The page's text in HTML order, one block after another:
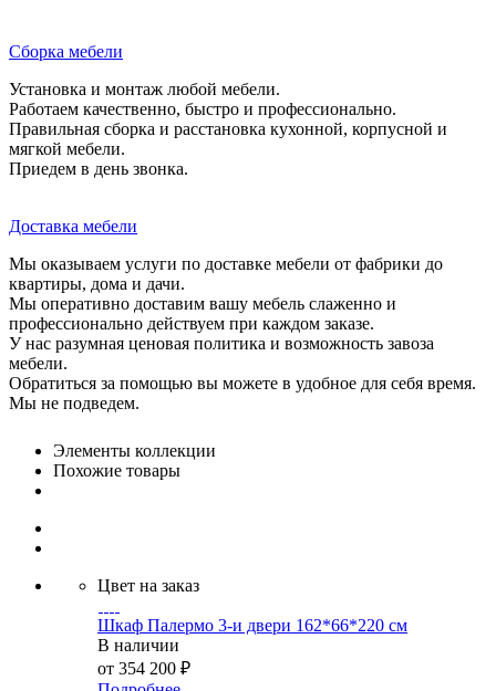
Сборка мебели
Установка и монтаж любой мебели.
Работаем качественно, быстро и профессионально.
Правильная сборка и расстановка кухонной, корпусной и
мягкой мебели.
Приедем в день звонка.
Доставка мебели
Мы оказываем услуги по доставке мебели от фабрики до
квартиры, дома и дачи.
Мы оперативно доставим вашу мебель слаженно и
профессионально действуем при каждом заказе.
У нас разумная ценовая политика и возможность завоза
мебели.
Обратиться за помощью вы можете в удобное для себя время.
Мы не подведем.
Элементы коллекции
Похожие товары
Цвет на заказ
Шкаф Палермо 3-и двери 162*66*220 см
В наличии
от 354 200 ₽